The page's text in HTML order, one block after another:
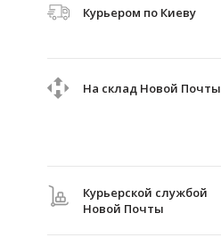
Курьером по Киеву
На склад Новой Почты
Курьерской службой
Новой Почты